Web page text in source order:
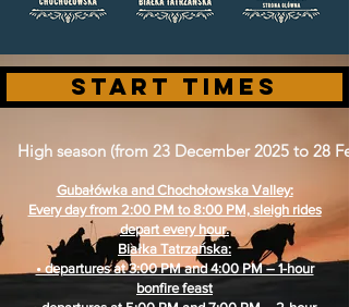
Start times
High season (from 23 December 2025 to 28
Gubałówka and Chochołowska Valley:
Every day from 2:00 PM to 8:00 PM, sleigh rides
depart every hour.
Białka Tatrzańska:
• departures at 3:00 PM and 4:00 PM – 1-hour
bonfire feast